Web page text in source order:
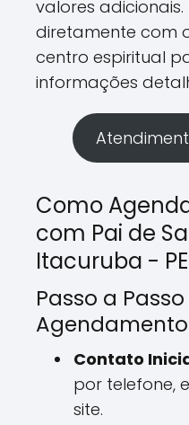
valores
diretamente com
centro espiritual
informações
Como
com Pai de
Itacuruba -
Passo a
Agendamento
Contato
por telefone,
site.